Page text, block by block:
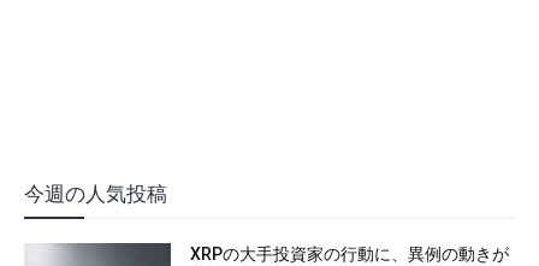
今週の人気投稿
XRPの大手投資家の行動に、異例の動きが